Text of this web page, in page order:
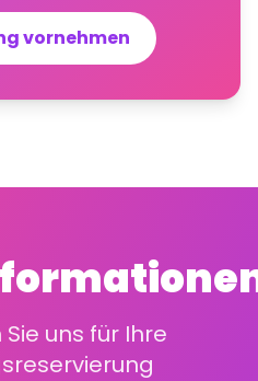
vornehmen
uns für Ihre